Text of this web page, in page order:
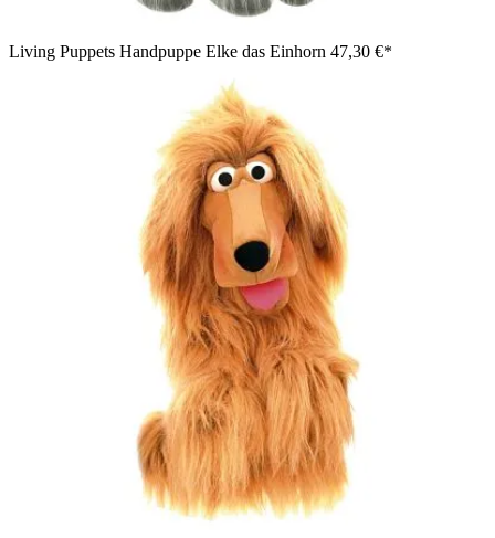
Living Puppets Handpuppe Elke das Einhorn 47,30 €*